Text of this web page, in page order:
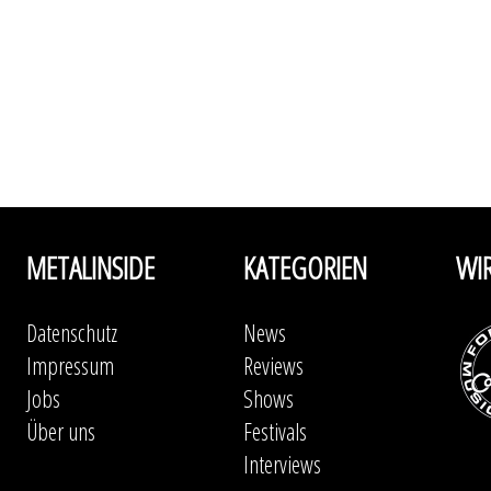
METALINSIDE
Datenschutz
Impressum
Jobs
Über uns
KATEGORIEN
News
Reviews
Shows
Festivals
Interviews